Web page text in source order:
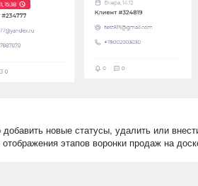
новые статусы, удалить или
этапов воронки продаж на